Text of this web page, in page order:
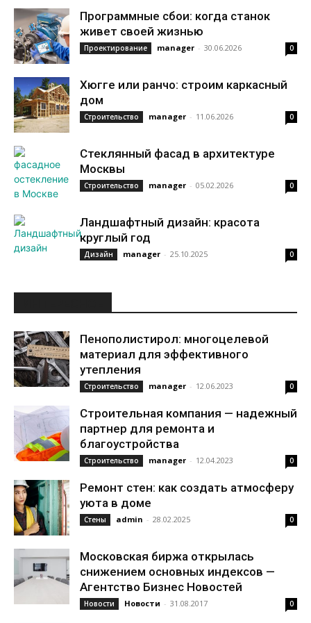
Программные сбои: когда станок
живет своей жизнью
Проектирование manager - 30.06.2026 0
Хюгге или ранчо: строим каркасный
дом
Строительство manager - 11.06.2026 0
Стеклянный фасад в архитектуре
Москвы
Строительство manager - 05.02.2026 0
Ландшафтный дизайн: красота
круглый год
Дизайн manager - 25.10.2025 0
Пенополистирол: многоцелевой
материал для эффективного
утепления
Строительство manager - 12.06.2023 0
Строительная компания — надежный
партнер для ремонта и
благоустройства
Строительство manager - 12.04.2023 0
Ремонт стен: как создать атмосферу
уюта в доме
Стены admin - 28.02.2025 0
Московская биржа открылась
снижением основных индексов —
Агентство Бизнес Новостей
Новости Новости - 31.08.2017 0